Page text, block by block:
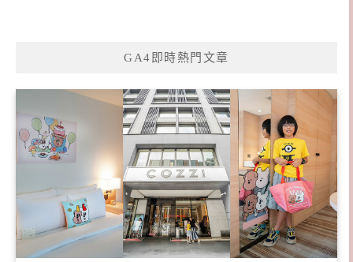
GA4即時熱門文章